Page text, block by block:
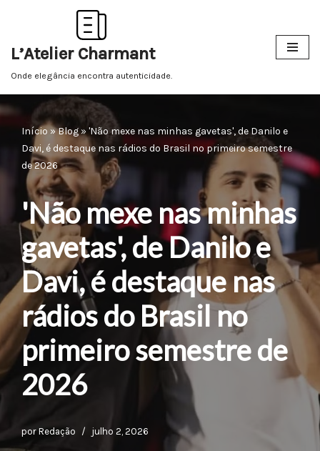
para
o
L’Atelier Charmant
Onde elegância encontra autenticidade.
Início »Blog» 'Não mexe nas minhas gavetas', de Danilo e
Davi, é destaque nas rádios do Brasil no primeiro semestre
de 2026
'Não mexe nas minhas
gavetas', de Danilo e
Davi, é destaque nas
rádios do Brasil no
primeiro semestre de
2026
por Redação julho 2, 2026